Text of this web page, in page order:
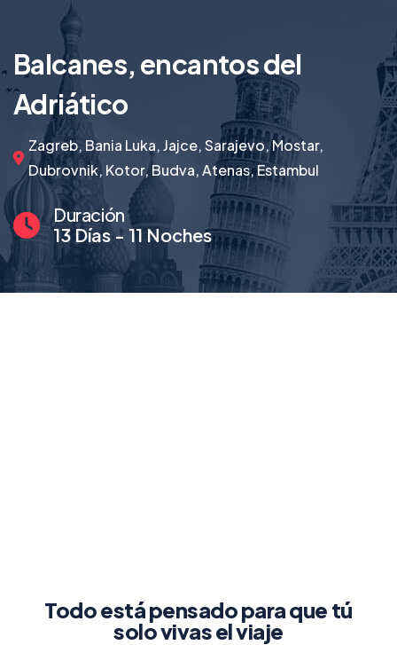
Balcanes, encantos del
Adriático
Zagreb, Bania Luka, Jajce, Sarajevo, Mostar,
Dubrovnik, Kotor, Budva, Atenas, Estambul
Duración
13 Días - 11 Noches
Todo está pensado para que tú
solo vivas el viaje